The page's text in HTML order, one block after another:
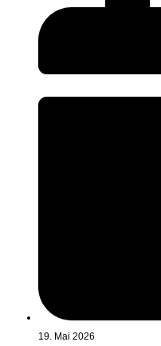
19. Mai 2026